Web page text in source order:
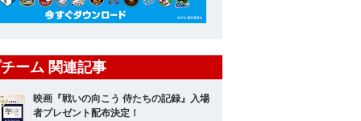
投手 大竹 寛
投手 山﨑 康晃
投手 甲斐野 央
チーム 関連記事
映画『戦いの向こう 侍たちの記録』入場
者プレゼント配布決定！